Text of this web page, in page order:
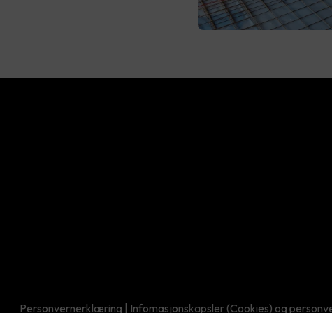
Personvernerklæring Infomasjonskapsler (Cookies) og